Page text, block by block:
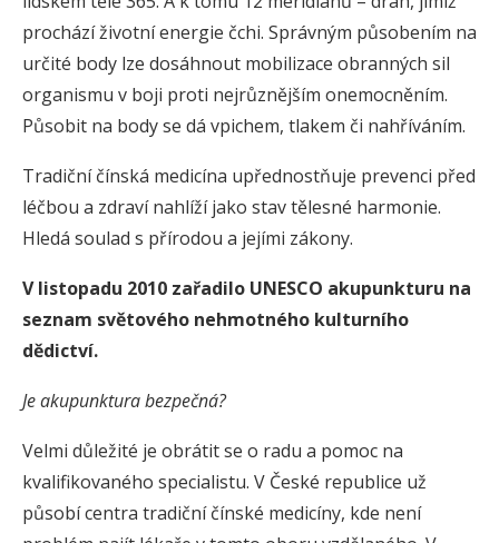
prochází životní energie čchi. Správným působením na
určité body lze dosáhnout mobilizace obranných sil
organismu v boji proti nejrůznějším onemocněním.
Působit na body se dá vpichem, tlakem či nahříváním.
Tradiční čínská medicína upřednostňuje prevenci před
léčbou a zdraví nahlíží jako stav tělesné harmonie.
Hledá soulad s přírodou a jejími zákony.
V listopadu 2010 zařadilo UNESCO akupunkturu na
seznam světového nehmotného kulturního
dědictví.
Je akupunktura bezpečná?
Velmi důležité je obrátit se o radu a pomoc na
kvalifikovaného specialistu. V České republice už
působí centra tradiční čínské medicíny, kde není